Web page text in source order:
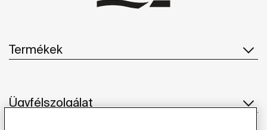
Termékek
Ügyfélszolgálat